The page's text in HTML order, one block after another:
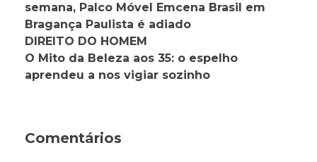
semana, Palco Móvel Emcena Brasil em
Bragança Paulista é adiado
DIREITO DO HOMEM
O Mito da Beleza aos 35: o espelho
aprendeu a nos vigiar sozinho
Comentários